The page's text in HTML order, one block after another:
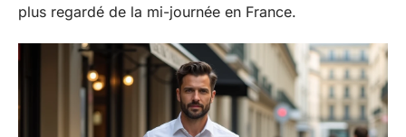
plus regardé de la mi-journée en France.